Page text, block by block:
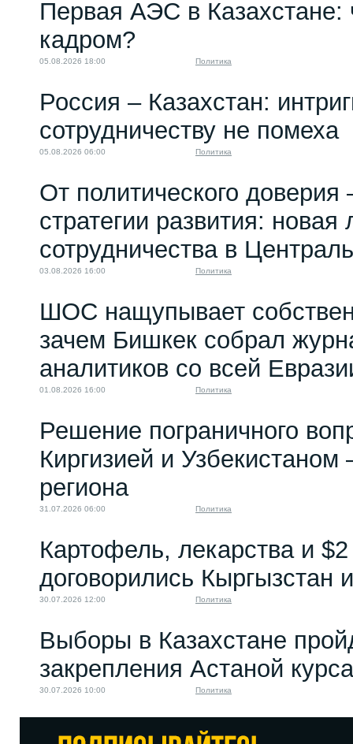
Первая АЭС в Казахстане:
кадром?
05.08.2026 18:00 Политика
Россия – Казахстан:
сотрудничеству не помеха
05.08.2026 06:00 Политика
От политического
стратегии развития: новая
сотрудничества в
03.08.2026 16:00 Политика
ШОС нащупывает
зачем Бишкек собрал
аналитиков со всей
01.08.2026 16:00 Политика
Решение пограничного
Киргизией и Узбекистаном
региона
31.07.2026 06:00 Политика
Картофель, лекарства и
договорились Кыргызстан
30.07.2026 12:00 Политика
Выборы в Казахстане
закрепления Астаной
30.07.2026 10:00 Политика